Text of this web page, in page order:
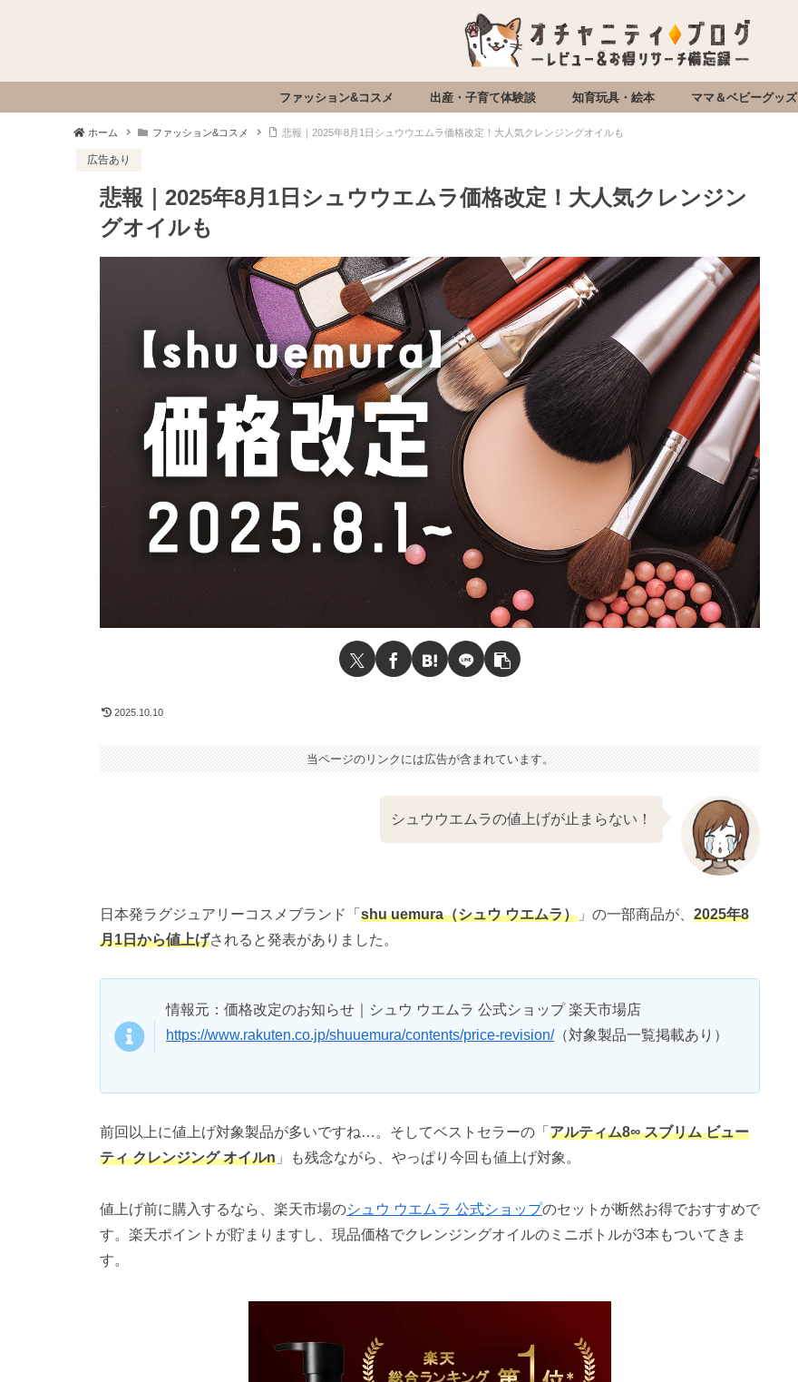
ファッション&コスメ 出産・子育て体験談 知育玩具・絵本 ママ＆ベビーグッズ
ホーム ファッション&コスメ 悲報｜2025年8月1日シュウウエムラ価格改定！大人気クレンジングオイルも
広告あり
悲報｜2025年8月1日シュウウエムラ価格改定！大人気クレンジン
グオイルも
2025.10.10
当ページのリンクには広告が含まれています。
シュウウエムラの値上げが止まらない！
日本発ラグジュアリーコスメブランド「 shu uemura（シュウ ウエムラ） 」の一部商品が、 2025年8
月1日から値上げされると発表がありました。
情報元：価格改定のお知らせ｜シュウ ウエムラ 公式ショップ 楽天市場店
https://www.rakuten.co.jp/shuuemura/contents/price-revision/（対象製品一覧掲載あり）
前回以上に値上げ対象製品が多いですね…。そしてベストセラーの「 アルティム8∞ スブリム ビュー
ティ クレンジング オイルn 」も残念ながら、やっぱり今回も値上げ対象。
値上げ前に購入するなら、楽天市場のシュウ ウエムラ 公式ショップのセットが断然お得でおすすめで
す。楽天ポイントが貯まりますし、現品価格でクレンジングオイルのミニボトルが3本もついてきま
す。